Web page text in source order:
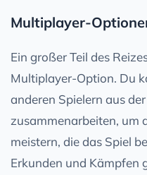
Multiplayer-
Ein großer Teil des
Multiplayer-Option. Du
anderen Spielern aus
zusammenarbeiten, um
meistern, die das Spiel
Erkunden und Kämpfen